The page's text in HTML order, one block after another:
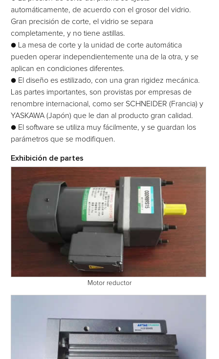
automáticamente, de acuerdo con el grosor del vidrio.
Gran precisión de corte, el vidrio se separa
completamente, y no tiene astillas.
● La mesa de corte y la unidad de corte automática
pueden operar independientemente una de la otra, y se
aplican en condiciones diferentes.
● El diseño es estilizado, con una gran rigidez mecánica.
Las partes importantes, son provistas por empresas de
renombre internacional, como ser SCHNEIDER (Francia) y
YASKAWA (Japón) que le dan al producto gran calidad.
● El software se utiliza muy fácilmente, y se guardan los
parámetros que se modifiquen.
Exhibición de partes
Motor reductor